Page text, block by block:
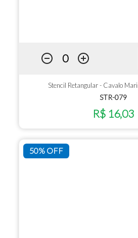
Stencil Retangular - Cavalo
STR-079
R$ 16,03
50% OFF